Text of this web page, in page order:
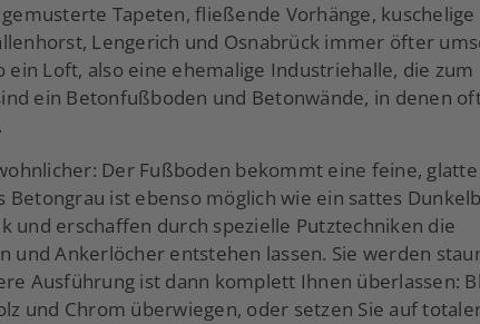
Tapeten, fließende Vorhänge, kuschelige
Lengerich und Osnabrück immer öfter
Loft, also eine ehemalige Industriehalle, die zum
ein Betonfußboden und Betonwände, in denen
Der Fußboden bekommt eine feine, glatte
ist ebenso möglich wie ein sattes
und erschaffen durch spezielle Putztechniken die
Ankerlöcher entstehen lassen. Sie werden
Ausführung ist dann komplett Ihnen überlassen:
und Chrom überwiegen, oder setzen Sie auf